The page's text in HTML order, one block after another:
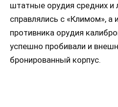
штатные орудия средних и
справлялись с «Климом», а
противника орудия
успешно пробивали и
бронированный корпус.